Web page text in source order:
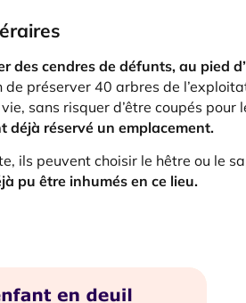
des cendres de défunts, au pied
préserver 40 arbres de
sans risquer d’être coupés pour
déjà réservé un emplacement.
ils peuvent choisir le hêtre ou le
pu être inhumés en ce lieu.